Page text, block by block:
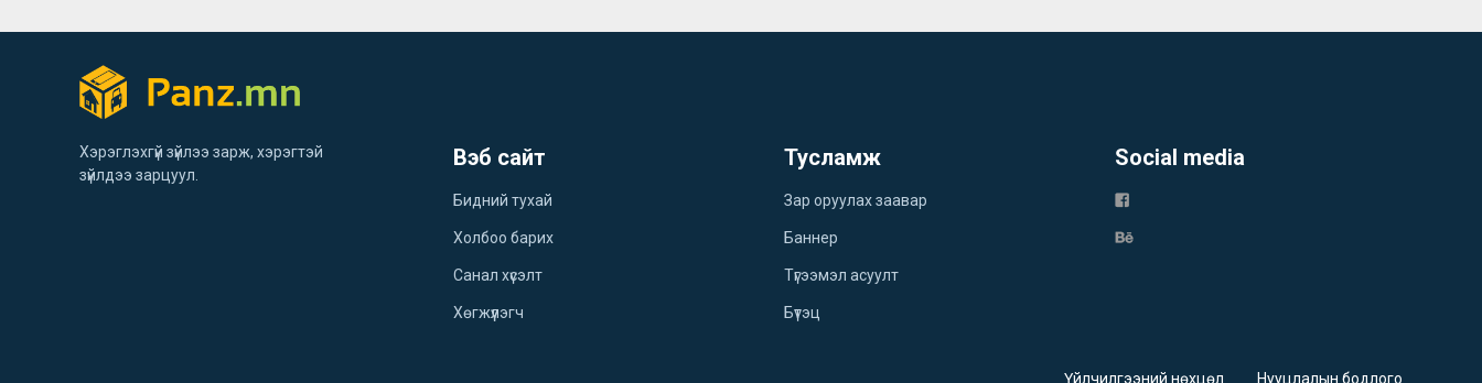
Хэрэглэхгүй зүйлээ зарж, хэрэгтэй
зүйлдээ зарцуул.
Вэб сайт
Бидний тухай
Холбоо барих
Санал хүсэлт
Хөгжүүлэгч
Тусламж
Зар оруулах заавар
Баннер
Түгээмэл асуулт
Бүтэц
Social media
Үйлчилгээний нөхцөл Нууцлалын бодлого